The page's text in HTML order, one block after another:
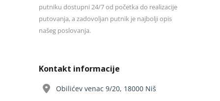
putniku dostupni 24/7 od početka do realizacije
putovanja, a zadovoljan putnik je najbolji opis
našeg poslovanja.
Kontakt informacije
Obilićev venac 9/20, 18000 Niš